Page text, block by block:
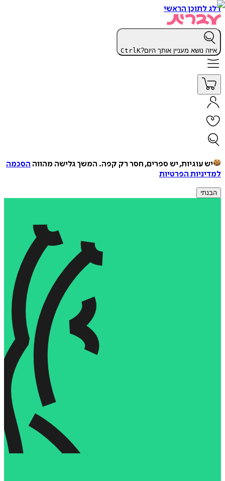
דלג לתוכן הראשי
איזה נושא מעניין אותך היום? CtrlK
יש עוגיות, יש ספרים, חסר רק קפה. המשך גלישה מהווה הסכמה
למדיניות הפרטיות
הבנתי